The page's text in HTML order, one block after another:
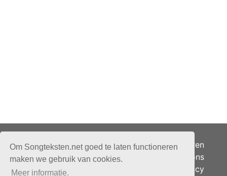
Om Songteksten.net goed te laten functioneren
maken we gebruik van cookies.
Meer informatie.
Adverteren
Over ons
Je privacy